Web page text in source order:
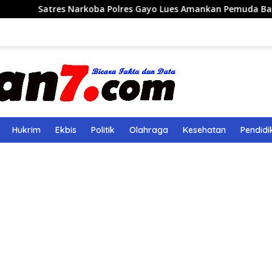
Narkoba Polres Gayo Lues Amankan Pemuda Bawa 2 Kg Ganja
Hukrim Ekbis Politik Olahraga Kesehatan